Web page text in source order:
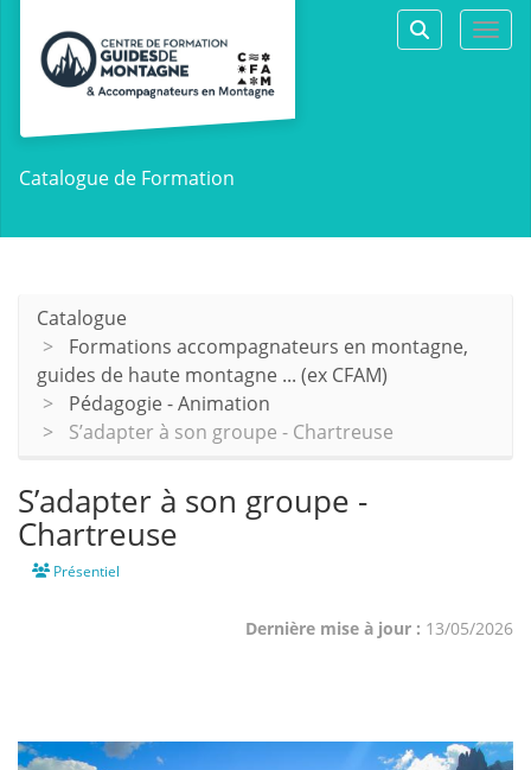
Catalogue de Formation
Catalogue
Formations accompagnateurs en montagne,
guides de haute montagne ... (ex CFAM)
Pédagogie - Animation
S’adapter à son groupe - Chartreuse
S’adapter à son groupe -
Chartreuse
Présentiel
Dernière mise à jour : 13/05/2026